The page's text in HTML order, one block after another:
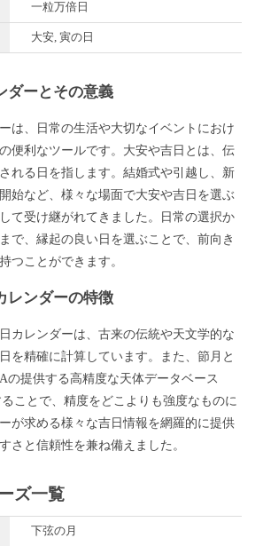
一粒万倍日
大安, 寅の日
ダーとその意義
は、日常の生活や大切なイベントにおけ
便利なツールです。大安や吉日とは、伝
れる日を指します。結婚式や引越し、新
始など、様々な場面で大安や吉日を選ぶ
て受け継がれてきました。日常の選択か
で、縁起の良い日を選ぶことで、前向き
つことができます。
レンダーの特徴
カレンダーは、古来の伝統や天文学的な
を精確に計算しています。また、節月と
の提供する高精度な天体データベース
ることで、精度をどこよりも強度なものに
が求める様々な吉日情報を網羅的に提供
さと信頼性を兼ね備えました。
ズ一覧
下弦の月